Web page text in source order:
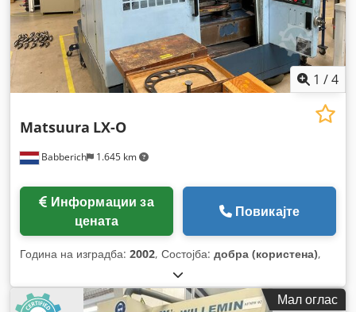
1 /4
Babberich 1.645 km
Matsuura LX-O
цената
Повикајте
Година на изградба: 2002, Состојба: добра (користена),
Мал оглас